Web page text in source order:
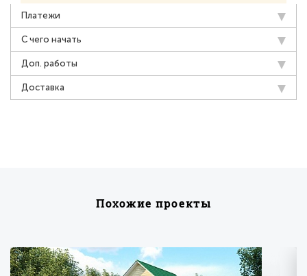
Платежи
С чего начать
Доп. работы
Доставка
Похожие проекты